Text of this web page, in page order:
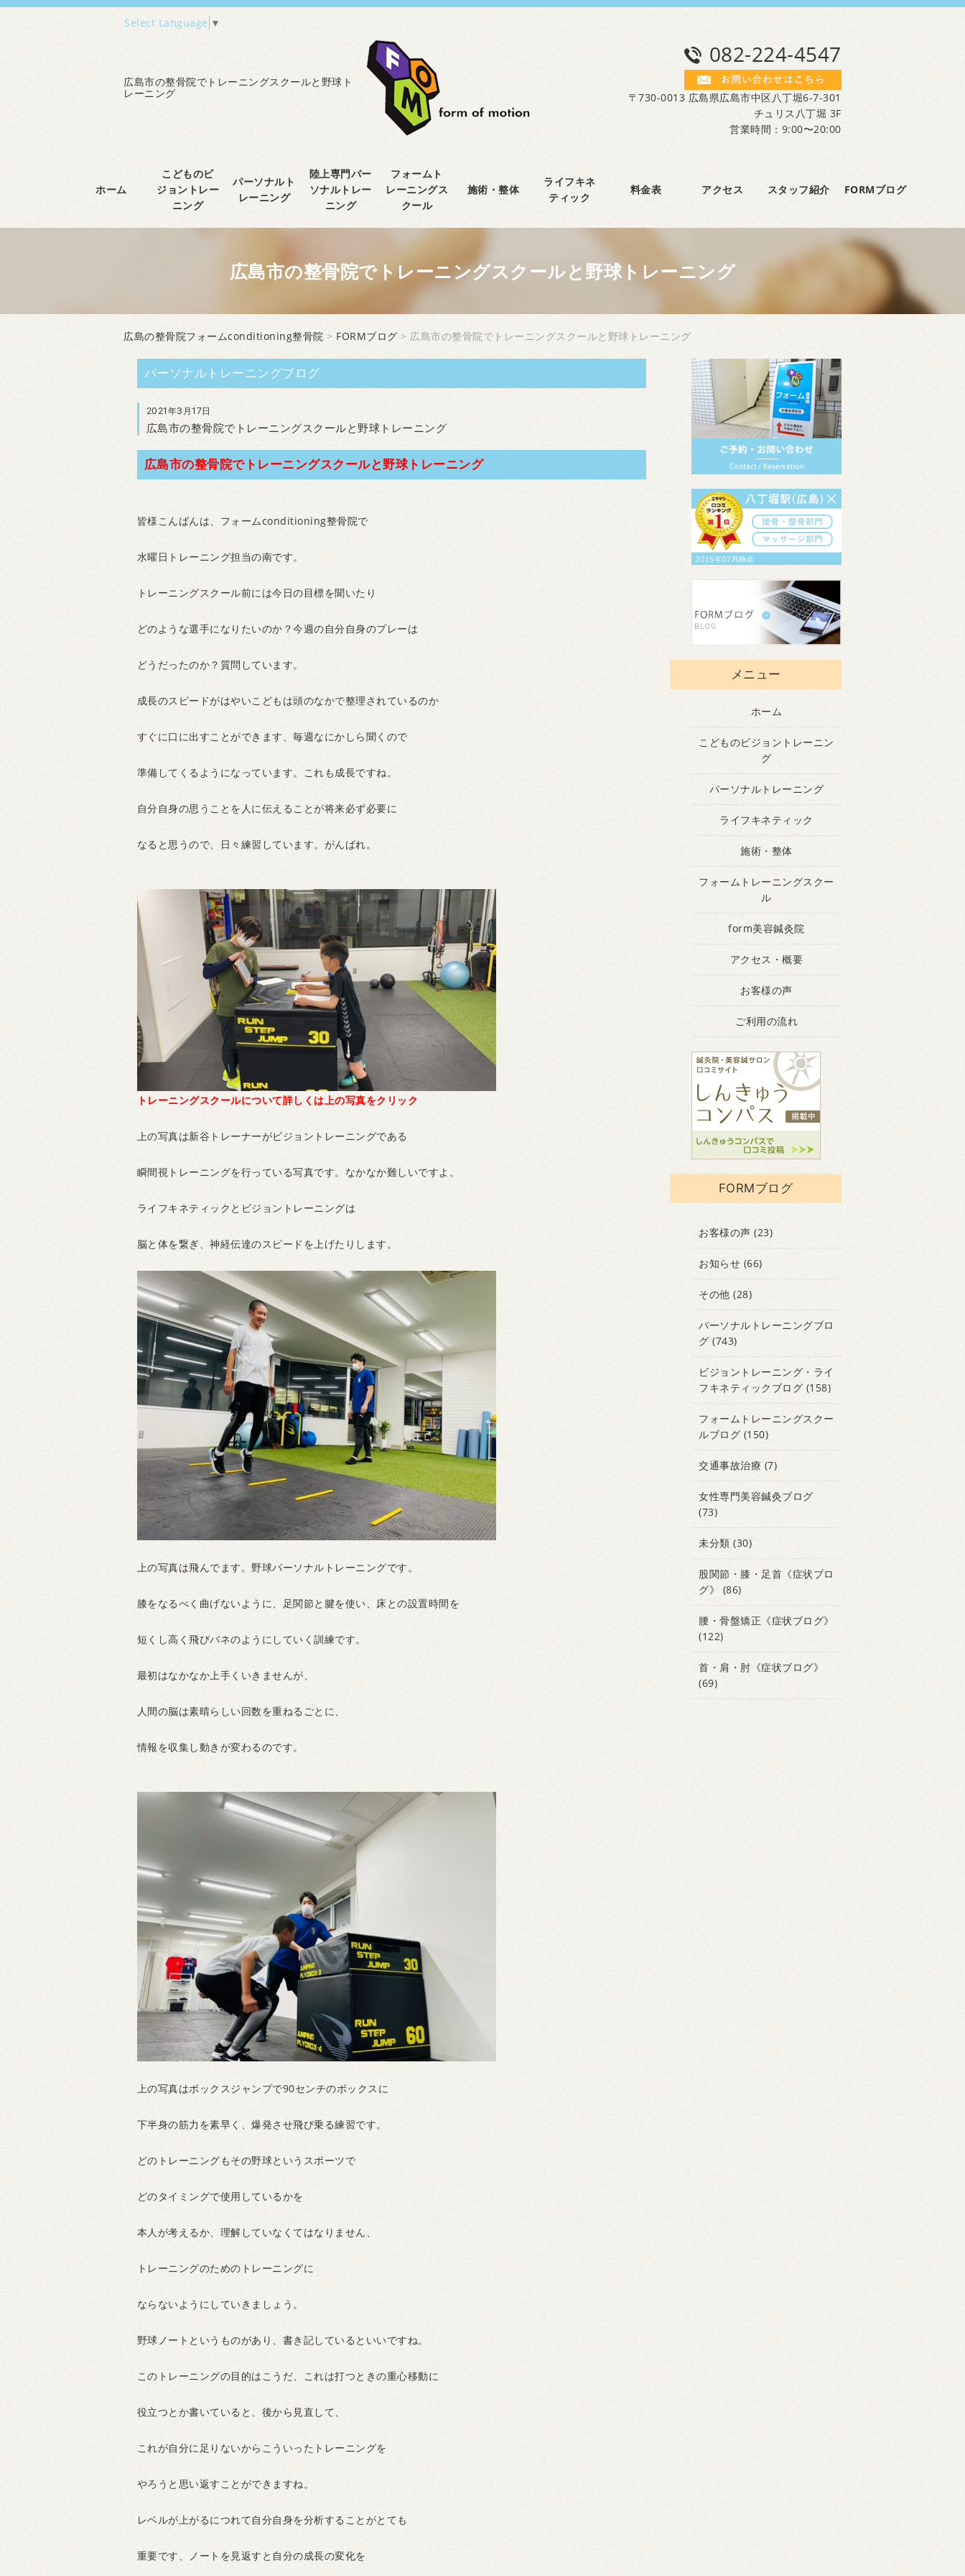
Select Language ▼
広島市の整骨院でトレーニングスクールと野球ト
レーニング
082-224-4547
〒730-0013 広島県広島市中区八丁堀6-7-301
チュリス八丁堀 3F
営業時間：9:00〜20:00
ホーム
こどものビ
ジョントレー
ニング
パーソナルト
レーニング
陸上専門パー
ソナルトレー
ニング
フォームト
レーニングス
クール
施術・整体
ライフキネ
ティック
料金表 アクセス スタッフ紹介 FORMブログ
広島市の整骨院でトレーニングスクールと野球トレーニング
広島の整骨院フォームconditioning整骨院 > FORMブログ > 広島市の整骨院でトレーニングスクールと野球トレーニング
パーソナルトレーニングブログ
2021年3月17日
広島市の整骨院でトレーニングスクールと野球トレーニング
広島市の整骨院でトレーニングスクールと野球トレーニング
皆様こんばんは、フォームconditioning整骨院で
水曜日トレーニング担当の南です。
トレーニングスクール前には今日の目標を聞いたり
どのような選手になりたいのか？今週の自分自身のプレーは
どうだったのか？質問しています。
成長のスピードがはやいこどもは頭のなかで整理されているのか
すぐに口に出すことができます、毎週なにかしら聞くので
準備してくるようになっています。これも成長ですね。
自分自身の思うことを人に伝えることが将来必ず必要に
なると思うので、日々練習しています。がんばれ。
トレーニングスクールについて詳しくは上の写真をクリック
上の写真は新谷トレーナーがビジョントレーニングである
瞬間視トレーニングを行っている写真です。なかなか難しいですよ。
ライフキネティックとビジョントレーニングは
脳と体を繋ぎ、神経伝達のスピードを上げたりします。
上の写真は飛んでます。野球パーソナルトレーニングです。
膝をなるべく曲げないように、足関節と腱を使い、床との設置時間を
短くし高く飛びバネのようにしていく訓練です。
最初はなかなか上手くいきませんが、
人間の脳は素晴らしい回数を重ねるごとに、
情報を収集し動きが変わるのです。
上の写真はボックスジャンプで90センチのボックスに
下半身の筋力を素早く、爆発させ飛び乗る練習です。
どのトレーニングもその野球というスポーツで
どのタイミングで使用しているかを
本人が考えるか、理解していなくてはなりません、
トレーニングのためのトレーニングに
ならないようにしていきましょう。
野球ノートというものがあり、書き記しているといいですね。
このトレーニングの目的はこうだ、これは打つときの重心移動に
役立つとか書いていると、後から見直して、
これが自分に足りないからこういったトレーニングを
やろうと思い返すことができますね。
レベルが上がるにつれて自分自身を分析することがとても
重要です、ノートを見返すと自分の成長の変化を
メニュー
ホーム
こどものビジョントレーニン
グ
パーソナルトレーニング
ライフキネティック
施術・整体
フォームトレーニングスクー
ル
form美容鍼灸院
アクセス・概要
お客様の声
ご利用の流れ
FORMブログ
お客様の声 (23)
お知らせ (66)
その他 (28)
パーソナルトレーニングブロ
グ (743)
ビジョントレーニング・ライ
フキネティックブログ (158)
フォームトレーニングスクー
ルブログ(150)
交通事故治療 (7)
女性専門美容鍼灸ブログ
(73)
未分類 (30)
股関節・膝・足首《症状ブロ
グ》
(86)
腰・骨盤矯正《症状ブログ》
(122)
首・肩・肘《症状ブログ》
(69)